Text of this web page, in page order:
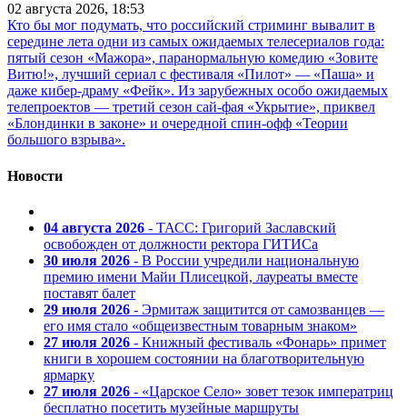
02 августа 2026, 18:53
Кто бы мог подумать, что российский стриминг вывалит в
середине лета одни из самых ожидаемых телесериалов года:
пятый сезон «Мажора», паранормальную комедию «Зовите
Витю!», лучший сериал с фестиваля «Пилот» — «Паша» и
даже кибер-драму «Фейк». Из зарубежных особо ожидаемых
телепроектов — третий сезон сай-фая «Укрытие», приквел
«Блондинки в законе» и очередной спин-офф «Теории
большого взрыва».
Новости
04 августа 2026 - ТАСС: Григорий Заславский
освобожден от должности ректора ГИТИСа
30 июля 2026 - В России учредили национальную
премию имени Майи Плисецкой, лауреаты вместе
поставят балет
29 июля 2026 - Эрмитаж защитится от самозванцев —
его имя стало «общеизвестным товарным знаком»
27 июля 2026 - Книжный фестиваль «Фонарь» примет
книги в хорошем состоянии на благотворительную
ярмарку
27 июля 2026 - «Царское Село» зовет тезок императриц
бесплатно посетить музейные маршруты